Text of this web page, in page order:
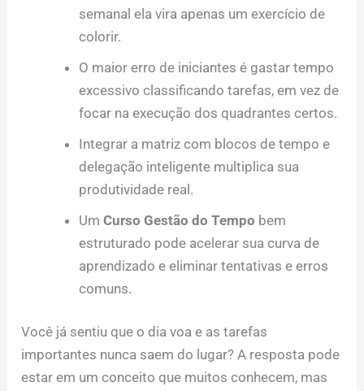
semanal ela vira apenas um exercício de
colorir.
O maior erro de iniciantes é gastar tempo
excessivo classificando tarefas, em vez de
focar na execução dos quadrantes certos.
Integrar a matriz com blocos de tempo e
delegação inteligente multiplica sua
produtividade real.
UmCurso Gestão do Tempo bem
estruturado pode acelerar sua curva de
aprendizado e eliminar tentativas e erros
comuns.
Você já sentiu que o dia voa e as tarefas
importantes nunca saem do lugar? A resposta pode
estar em um conceito que muitos conhecem, mas